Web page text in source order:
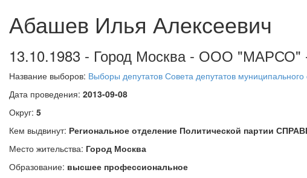
Абашев Илья Алексеевич
13.10.1983 - Город Москва - ООО "МАРСО"
Название выборов: Выборы депутатов Совета депутатов
Дата проведения: 2013-09-08
Округ: 5
Кем выдвинут: Региональное отделение Политической партии
Место жительства: Город Москва
Образование: высшее профессиональное